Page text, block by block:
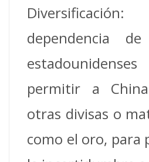
dependencia
permitir a
otras divisas o
como el oro, para